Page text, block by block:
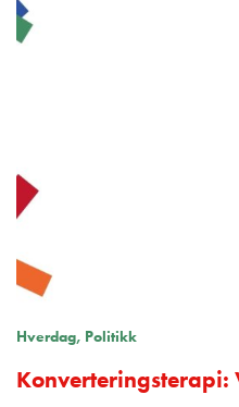
Hverdag Politikk
Konverteringsterapi: